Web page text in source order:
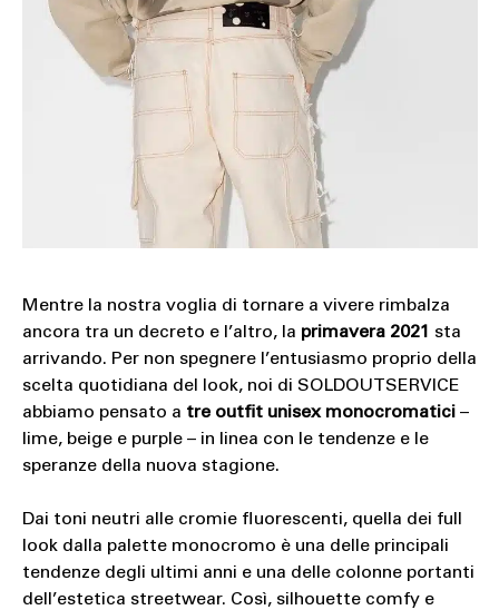
Mentre la nostra voglia di tornare a vivere rimbalza
ancora tra un decreto e l’altro, la primavera 2021
sta
arrivando. Per non spegnere l’entusiasmo proprio della
scelta quotidiana del look, noi di SOLDOUTSERVICE
abbiamo pensato a tre outfit unisex monocromatici–
lime, beige e purple – in linea con le tendenze e le
speranze della nuova stagione.
Dai toni neutri alle cromie fluorescenti, quella dei full
look dalla palette monocromo è una delle principali
tendenze degli ultimi anni e una delle colonne portanti
dell’estetica streetwear. Così, silhouette comfy e